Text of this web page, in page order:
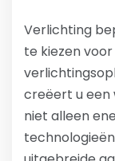
Verlichting
te kiezen
creëert u een
niet alleen